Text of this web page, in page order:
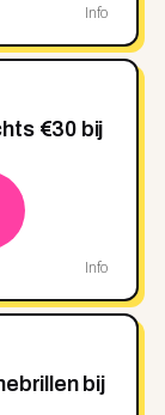
Info
€30 bij
Info
bij